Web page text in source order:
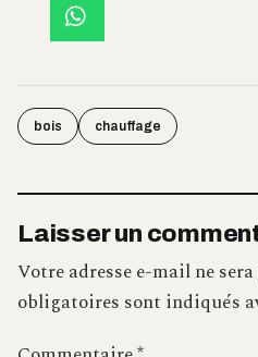
bois chauffage
Laisser un
Votre adresse e-mail ne
obligatoires sont indiqués